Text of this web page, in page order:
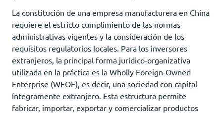
La constitución de una empresa manufacturera en China
requiere el estricto cumplimiento de las normas
administrativas vigentes y la consideración de los
requisitos regulatorios locales. Para los inversores
extranjeros, la principal forma jurídico-organizativa
utilizada en la práctica es la Wholly Foreign-Owned
Enterprise (WFOE), es decir, una sociedad con capital
íntegramente extranjero. Esta estructura permite
fabricar, importar, exportar y comercializar productos